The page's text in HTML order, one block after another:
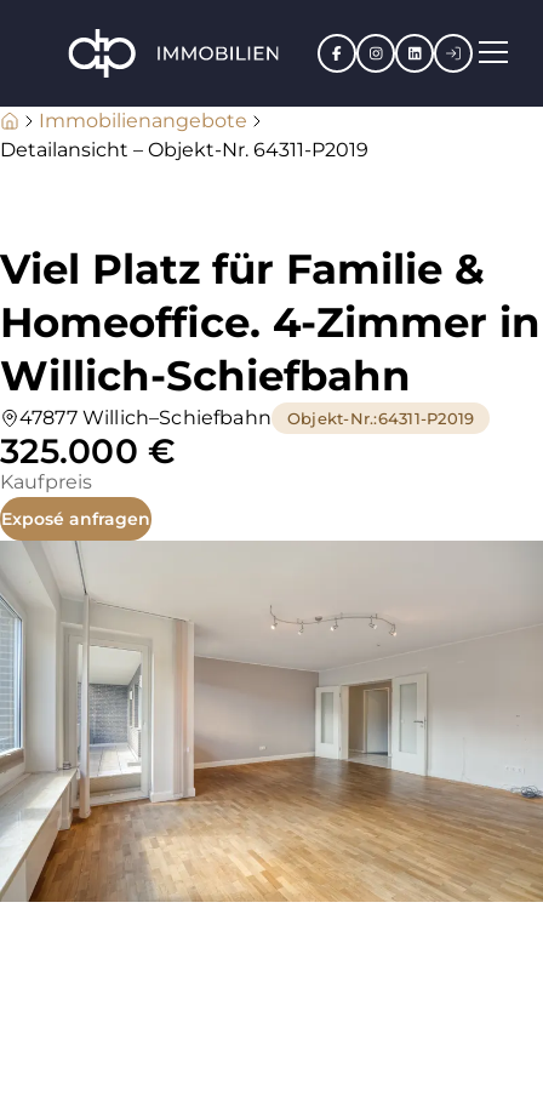
Facebook
Instagram
LinkedIn
Immobilienangebote
Detailansicht – Objekt-Nr. 64311-P2019
Viel Platz für Familie &
Homeoffice. 4-Zimmer in
Willich-Schiefbahn
47877 Willich–Schiefbahn Objekt-Nr.:64311-P2019
325.000 €
Kaufpreis
Exposé anfragen